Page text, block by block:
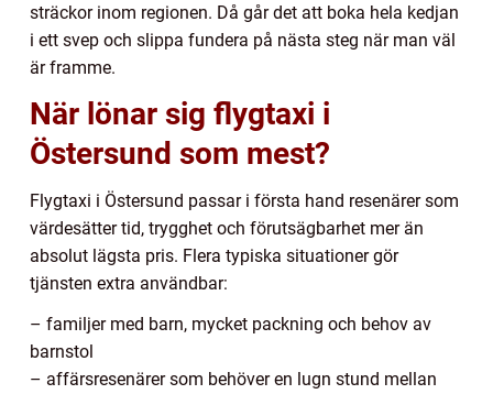
sträckor inom regionen. Då går det att boka hela kedjan
i ett svep och slippa fundera på nästa steg när man väl
är framme.
När lönar sig flygtaxi i
Östersund som mest?
Flygtaxi i Östersund passar i första hand resenärer som
värdesätter tid, trygghet och förutsägbarhet mer än
absolut lägsta pris. Flera typiska situationer gör
tjänsten extra användbar:
– familjer med barn, mycket packning och behov av
barnstol
– affärsresenärer som behöver en lugn stund mellan